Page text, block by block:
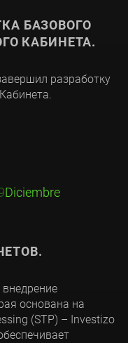
БАЗОВОГО
КАБИНЕТА.
разработку
основана на
(STP) – Investizo
Diciembre